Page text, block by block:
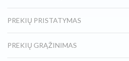
PREKIŲ PRISTATYMAS
PREKIŲ GRĄŽINIMAS